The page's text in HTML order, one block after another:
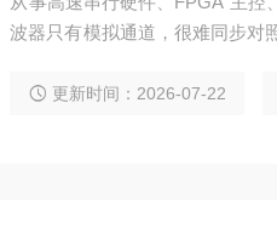
波器只有模拟通道，很难同步对
带荧光波形捕获、总线解码、眼
更新时间：2026-07-22